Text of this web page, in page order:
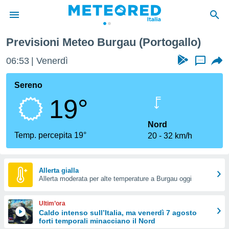
di
per
le
di
Web
le
Previsioni Meteo Burgau (Portogallo)
06:53 Venerdì ...
Sereno
19°
Temp. percepita 19°
Nord
20
32 km/h
Allerta gialla
Allerta moderata per alte temperature a Burgau oggi
Ultim’ora
Caldo intenso sull’Italia, ma venerdì 7 agosto
forti temporali minacciano il Nord